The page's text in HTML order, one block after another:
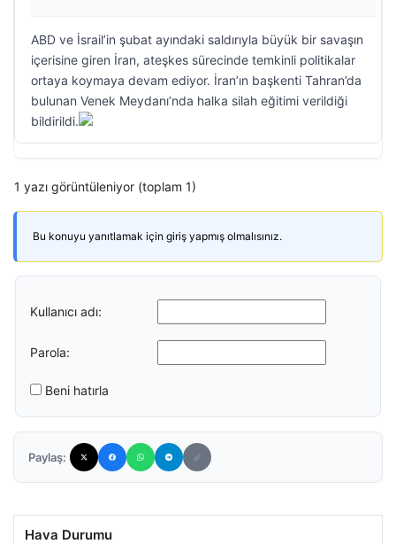
ABD ve İsrail’in şubat ayındaki saldırıyla büyük bir savaşın
içerisine giren İran, ateşkes sürecinde temkinli politikalar
ortaya koymaya devam ediyor. İran’ın başkenti Tahran’da
bulunan Venek Meydanı’nda halka silah eğitimi verildiği
bildirildi.
1 yazı görüntüleniyor (toplam 1)
Bu konuyu yanıtlamak için giriş yapmış olmalısınız.
Kullanıcı adı:
Parola:
Beni hatırla
Paylaş:
Hava Durumu